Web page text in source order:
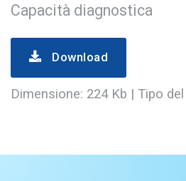
Capacità diagnostica
Download
Dimensione: 224 Kb | Tipo